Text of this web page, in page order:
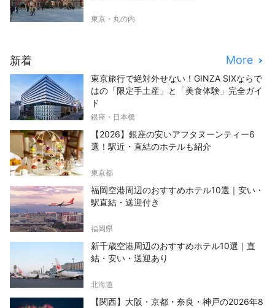
東京・丸の内
新着 More
東京旅行で絶対外せない！GINZA SIXならで
はの「限定手土産」と「美食体験」完全ガイ
ド
銀座・日本橋
【2026】銀座の安いアフタヌーンティー6
選！駅近・直結のホテルも紹介
東京都
福岡空港周辺のおすすめホテル10選｜安い・
駅直結・送迎付き
福岡県
新千歳空港周辺のおすすめホテル10選｜直
結・安い・送迎あり
北海道
【関西】大阪・京都・奈良・神戸の2026年8